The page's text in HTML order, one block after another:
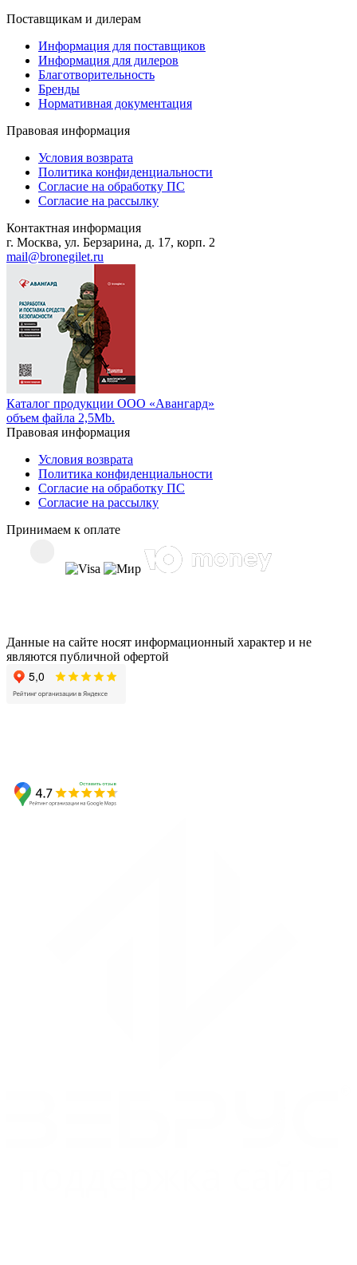
Поставщикам и дилерам
Информация для поставщиков
Информация для дилеров
Благотворительность
Бренды
Нормативная документация
Правовая информация
Условия возврата
Политика конфиденциальности
Согласие на обработку ПС
Согласие на рассылку
Контактная информация
г. Москва, ул. Берзарина, д. 17, корп. 2
mail@bronegilet.ru
Каталог продукции ООО «Авангард»
объем файла 2,5Mb.
Правовая информация
Условия возврата
Политика конфиденциальности
Согласие на обработку ПС
Согласие на рассылку
Принимаем к оплате
Данные на сайте носят информационный характер и не
являются публичной офертой